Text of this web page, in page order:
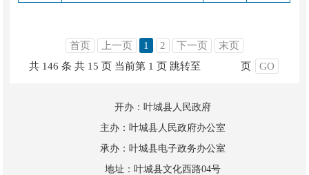
首页 上一页 1 2 下一页
末页
共 146 条 共 15 页 当前第 1 页 跳转至 页 GO
开办：叶城县人民政府
主办：叶城县人民政府办公室
承办：叶城县电子政务办公室
地址：叶城县文化西路04号